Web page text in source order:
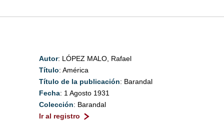
Autor: LÓPEZ MALO, Rafael
Título: América
Título de la publicación: Barandal
Fecha: 1 Agosto 1931
Colección: Barandal
Ir al registro